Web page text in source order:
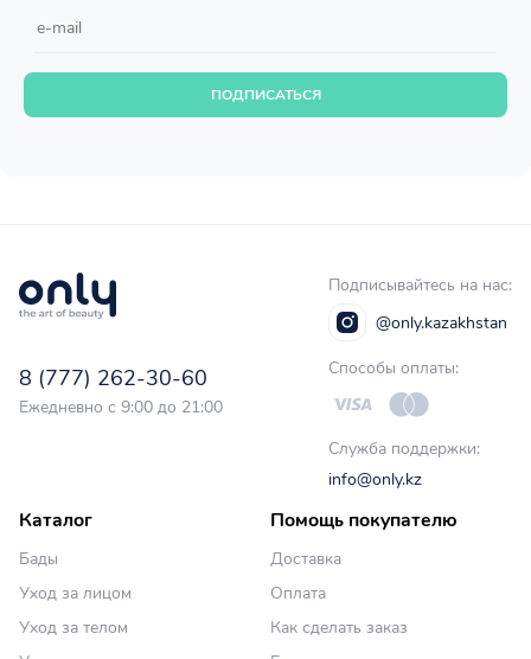
ПОДПИСАТЬСЯ
8 (777) 262-30-60
Ежедневно с 9:00 до 21:00
Подписывайтесь на нас:
@only.kazakhstan
Способы оплаты:
Служба поддержки:
info@only.kz
Каталог
Бады
Уход за лицом
Уход за телом
Помощь покупателю
Доставка
Оплата
Как сделать заказ